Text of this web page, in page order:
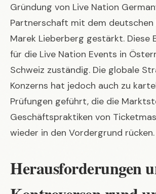
Gründung von Live Nation
Partnerschaft mit dem
Marek Lieberberg gestärkt. Diese
für die Live Nation Events in
Schweiz zuständig. Die globale
Konzerns hat jedoch auch zu
Prüfungen geführt, die die
Geschäftspraktiken von
wieder in den Vordergrund rücken.
Herausforderungen